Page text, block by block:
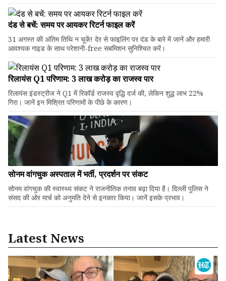
दंड से बचें: समय पर आयकर रिटर्न फाइल करें
31 अगस्त की अंतिम तिथि न चूकें! देर से फाइलिंग पर दंड के बारे में जानें और हमारी
आवश्यक गाइड के साथ परेशानी-free सबमिशन सुनिश्चित करें।
रिलायंस Q1 परिणाम: ₹3 लाख करोड़ का राजस्व पार
रिलायंस इंडस्ट्रीज ने Q1 में रिकॉर्ड राजस्व वृद्धि दर्ज की, लेकिन शुद्ध लाभ 22%
गिरा। जानें इन मिश्रित परिणामों के पीछे के कारण।
सोनम वांगचुक अस्पताल में भर्ती, प्रदर्शन पर संकट
सोनम वांगचुक की स्वास्थ्य संकट ने राजनीतिक तनाव बढ़ा दिया है। दिल्ली पुलिस ने
संसद की ओर मार्च को अनुमति देने से इनकार किया। जानें इसके प्रभाव।
Latest News